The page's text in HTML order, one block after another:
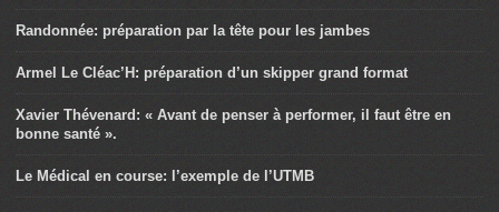
Randonnée: préparation par la tête pour les jambes
Armel Le Cléac’H: préparation d’un skipper grand format
Xavier Thévenard: « Avant de penser à performer, il faut être en
bonne santé ».
Le Médical en course: l’exemple de l’UTMB